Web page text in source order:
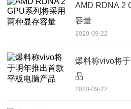
AMD RDNA 2
容量
2020-09-22
爆料称vivo将
品
2020-09-22